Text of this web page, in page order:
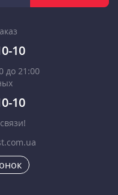
10
до 21:00
10